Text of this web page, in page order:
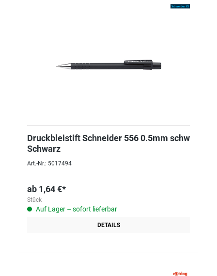
Druckbleistift Schneider 556 0.5mm schw
Schwarz
Art.-Nr.: 5017494
ab 1,64 €*
Stück
Auf Lager – sofort lieferbar
DETAILS